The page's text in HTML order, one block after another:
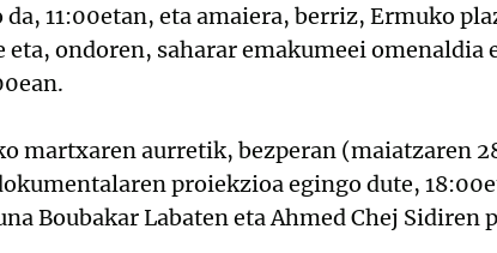
da, 11:00etan, eta amaiera, berriz, Ermuko
eta, ondoren, saharar emakumeei
martxaren aurretik, bezperan (maiatzaren
proiekzioa egingo dute,
Boubakar Labaten eta Ahmed Chej Sidiren